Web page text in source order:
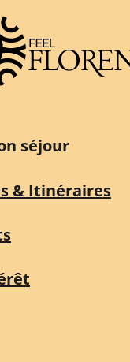
séjour
& Itinéraires